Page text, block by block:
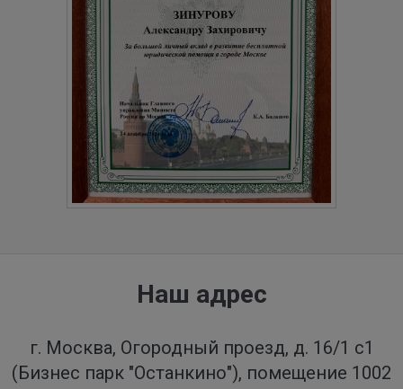
Наш адрес
г. Москва, Огородный проезд, д. 16/1 с1
(Бизнес парк "Останкино"), помещение 1002